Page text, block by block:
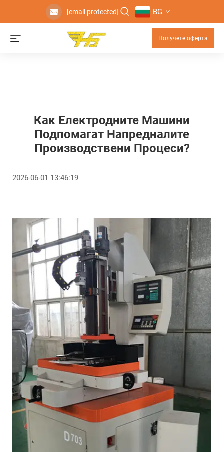
[email protected] BG
Получете оферта
Как Електродните Машини
Подпомагат Напредналите
Производствени Процеси?
2026-06-01 13:46:19